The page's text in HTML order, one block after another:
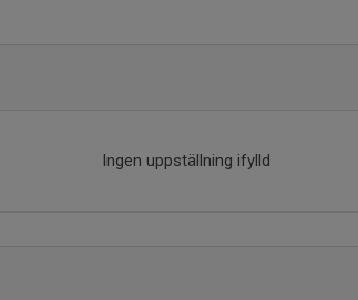
Ingen uppställning ifylld